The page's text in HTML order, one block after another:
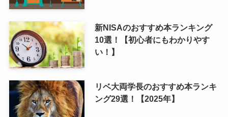
新NISAのおすすめ本ランキング
10選！【初心者にもわかりやす
い！】
リベ大両学長のおすすめ本ランキ
ング29選！【2025年】